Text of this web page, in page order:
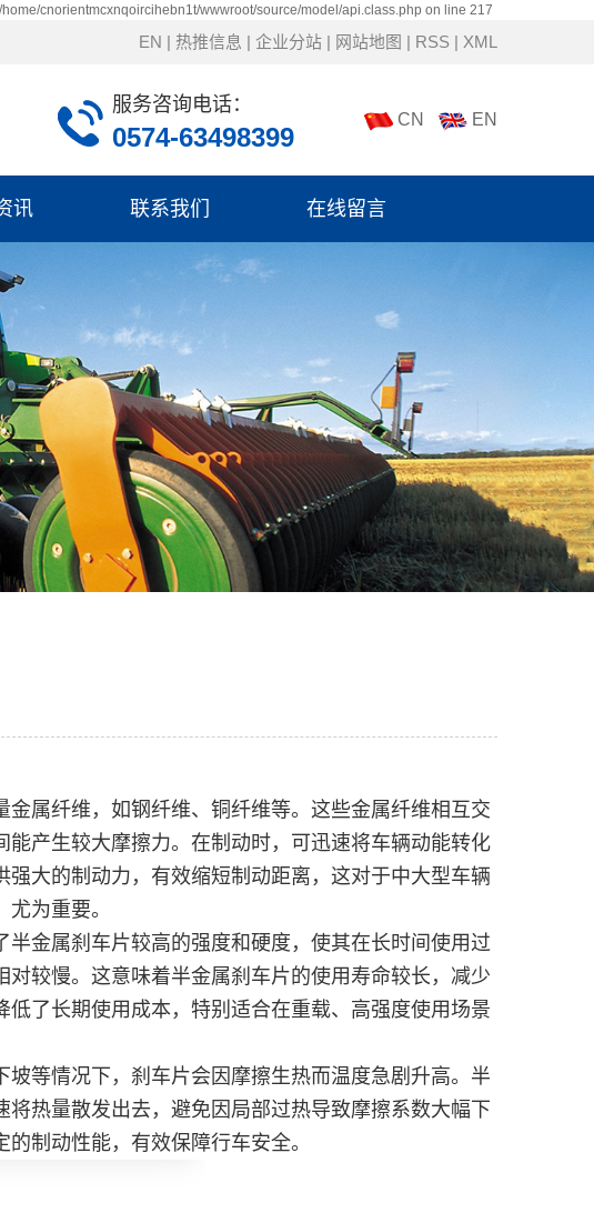
cnorientmcxnqoircihebn1t/wwwroot/source/model/api.class.php on line 217
EN | 热推信息 | 企业分站 | 网站地图 | RSS | XML
CN EN
服务咨询电话：
0574-63498399
讯 联系我们 在线留言
金属纤维，如钢纤维、铜纤维等。这些金属纤维相互交
产生较大摩擦力。在制动时，可迅速将车辆动能转化
大的制动力，有效缩短制动距离，这对于中大型车辆
为重要。
半金属刹车片较高的强度和硬度，使其在长时间使用过
较慢。这意味着半金属刹车片的使用寿命较长，减少
低了长期使用成本，特别适合在重载、高强度使用场景
等情况下，刹车片会因摩擦生热而温度急剧升高。半
热量散发出去，避免因局部过热导致摩擦系数大幅下
制动性能，有效保障行车安全。